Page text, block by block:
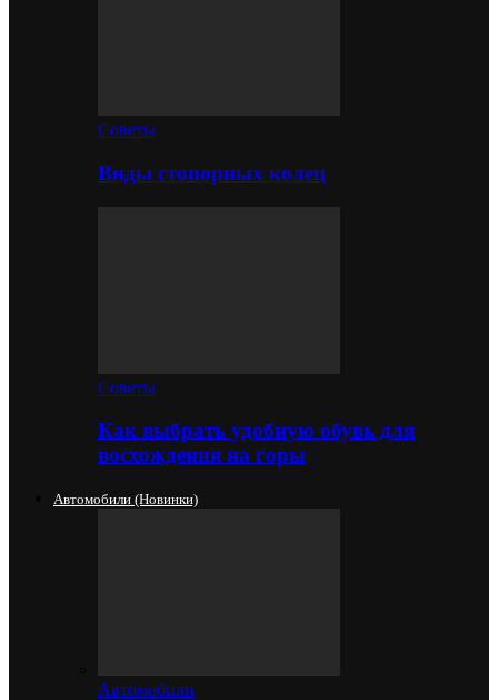
Советы
Виды стопорных колец
Советы
Как выбрать удобную обувь для
восхождения на горы
Автомобили (новинки)
Автомобили